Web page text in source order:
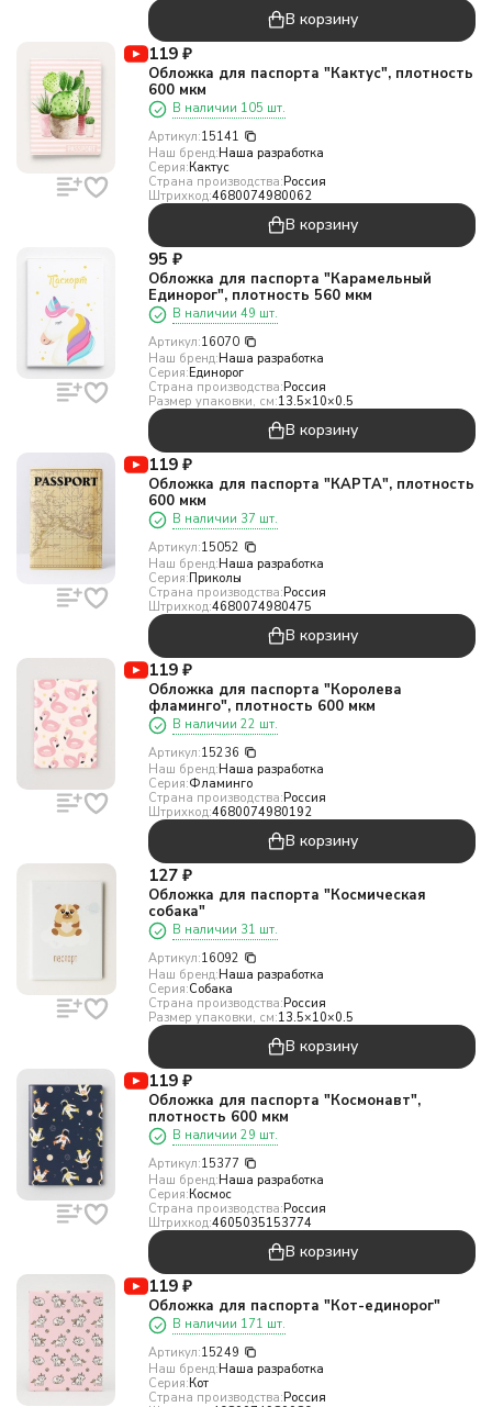
В корзину
119 ₽
Обложка для паспорта "Кактус", плотность
600 мкм
В наличии 105 шт.
Артикул:15141
Наш бренд:Наша разработка
Серия:Кактус
Страна производства:Россия
Штрихкод:4680074980062
В корзину
95 ₽
Обложка для паспорта "Карамельный
Единорог", плотность 560 мкм
В наличии 49 шт.
Артикул:16070
Наш бренд:Наша разработка
Серия:Единорог
Страна производства:Россия
Размер упаковки, см:13.5×10×0.5
В корзину
119 ₽
Обложка для паспорта "КАРТА", плотность
600 мкм
В наличии 37 шт.
Артикул:15052
Наш бренд:Наша разработка
Серия:Приколы
Страна производства:Россия
Штрихкод:4680074980475
В корзину
119 ₽
Обложка для паспорта "Королева
фламинго", плотность 600 мкм
В наличии 22 шт.
Артикул:15236
Наш бренд:Наша разработка
Серия:Фламинго
Страна производства:Россия
Штрихкод:4680074980192
В корзину
127 ₽
Обложка для паспорта "Космическая
собака"
В наличии 31 шт.
Артикул:16092
Наш бренд:Наша разработка
Серия:Собака
Страна производства:Россия
Размер упаковки, см:13.5×10×0.5
В корзину
119 ₽
Обложка для паспорта "Космонавт",
плотность 600 мкм
В наличии 29 шт.
Артикул:15377
Наш бренд:Наша разработка
Серия:Космос
Страна производства:Россия
Штрихкод:4605035153774
В корзину
119 ₽
Обложка для паспорта "Кот-единорог"
В наличии 171 шт.
Артикул:15249
Наш бренд:Наша разработка
Серия:Кот
Страна производства:Россия